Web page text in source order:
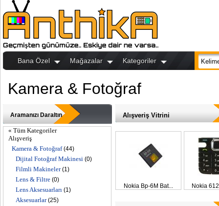
Bana Özel Mağazalar Kategoriler
Kamera & Fotoğraf
Aramanızı Daraltın
« Tüm Kategoriler
Alışveriş
Kamera & Fotoğraf(44)
Dijital Fotoğraf Makinesi (0)
Filmli Makineler(1)
Lens & Filtre (0)
Lens Aksesuarları (1)
Aksesuarlar(25)
Alışveriş Vitrini
Nokia Bp-6M Bat... Nokia